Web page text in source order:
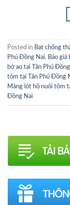
Posted in Bạt chống
Phú Đồng Nai, Báo
bờ ao tại Tân Phú
tôm tại Tân Phú Đồng
Màng lót hồ nuôi tôm
Đồng Nai